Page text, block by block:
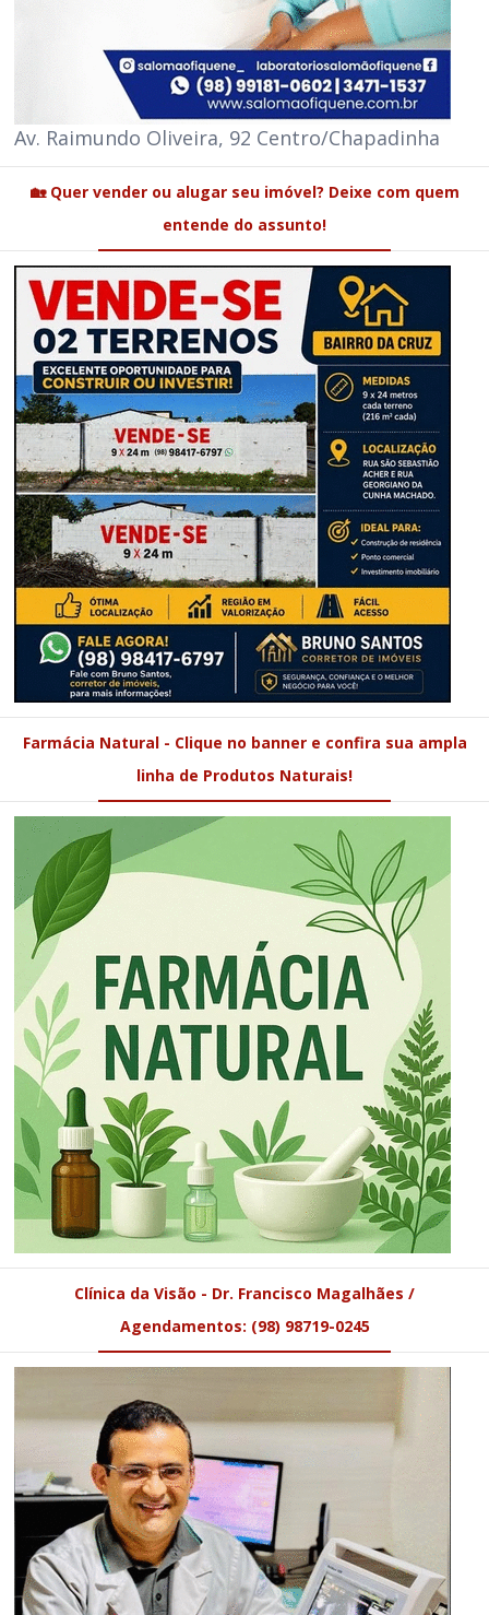
Av. Raimundo Oliveira, 92 Centro/Chapadinha
🏡 Quer vender ou alugar seu imóvel? Deixe com quem
entende do assunto!
Farmácia Natural - Clique no banner e confira sua ampla
linha de Produtos Naturais!
Clínica da Visão - Dr. Francisco Magalhães /
Agendamentos: (98) 98719-0245